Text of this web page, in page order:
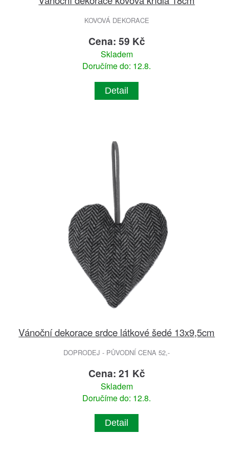
KOVOVÁ DEKORACE
Cena: 59 Kč
Skladem
Doručíme do: 12.8.
Detail
Vánoční dekorace srdce látkové šedé 13x9,5cm
DOPRODEJ - PŮVODNÍ CENA 52,-
Cena: 21 Kč
Skladem
Doručíme do: 12.8.
Detail